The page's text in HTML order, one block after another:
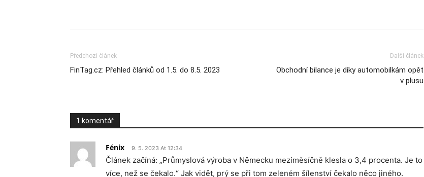
Předchozí článek
FinTag.cz: Přehled článků od 1.5. do 8.5. 2023
Další článek
Obchodní bilance je díky automobilkám opět
v plusu
1 komentář
Fénix 9. 5. 2023 At 12:34
Článek začíná: „Průmyslová výroba v Německu meziměsíčně klesla o 3,4 procenta. Je to
více, než se čekalo.“ Jak vidět, prý se při tom zeleném šílenství čekalo něco jiného.